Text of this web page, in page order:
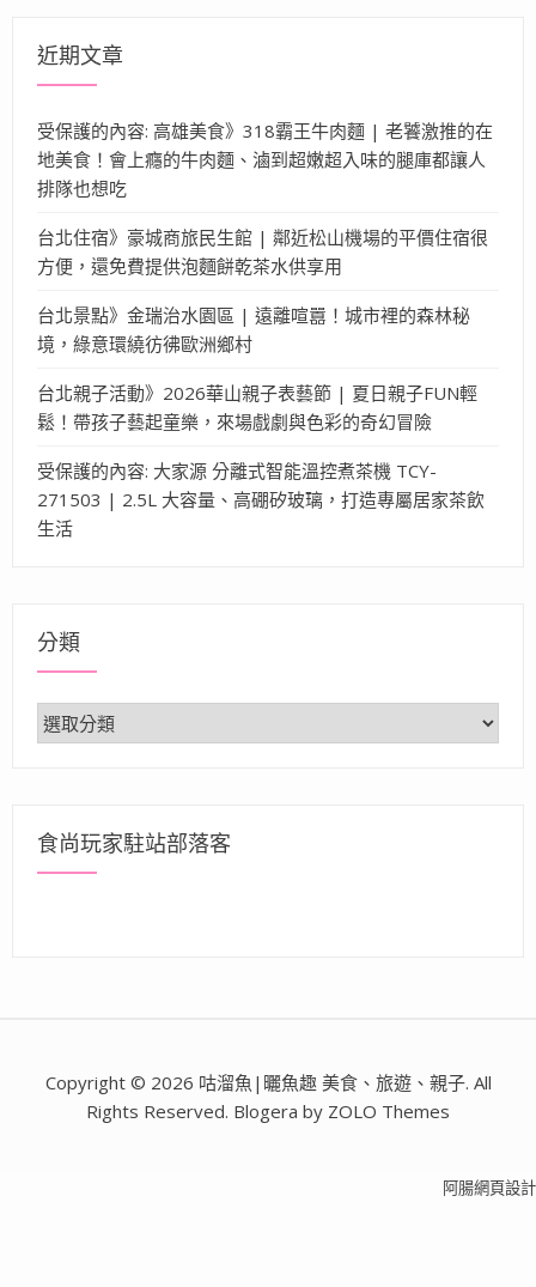
近期文章
受保護的內容: 高雄美食》318霸王牛肉麵 | 老饕激推的在
地美食！會上癮的牛肉麵、滷到超嫩超入味的腿庫都讓人
排隊也想吃
台北住宿》豪城商旅民生館 | 鄰近松山機場的平價住宿很
方便，還免費提供泡麵餅乾茶水供享用
台北景點》金瑞治水園區 | 遠離喧囂！城市裡的森林秘
境，綠意環繞彷彿歐洲鄉村
台北親子活動》2026華山親子表藝節 | 夏日親子FUN輕
鬆！帶孩子藝起童樂，來場戲劇與色彩的奇幻冒險
受保護的內容: 大家源 分離式智能溫控煮茶機 TCY-
271503 | 2.5L 大容量、高硼矽玻璃，打造專屬居家茶飲
生活
分類
分
類
食尚玩家駐站部落客
Copyright © 2026 咕溜魚|曬魚趣 美食、旅遊、親子. All
Rights Reserved. Blogera by ZOLO Themes
阿腸網頁設計